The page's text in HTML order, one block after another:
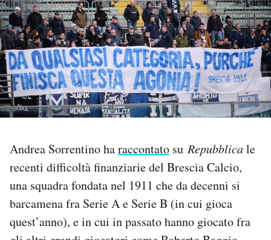
PODCAST
NEWSLETTER
SHOP
CALENDARIO
Andrea Sorrentino haraccontato su Repubblicale
recenti difficoltà finanziarie del Brescia Calcio,
una squadra fondata nel 1911 che da decenni si
barcamena fra Serie A e Serie B (in cui gioca
quest’anno), e in cui in passato hanno giocato fra